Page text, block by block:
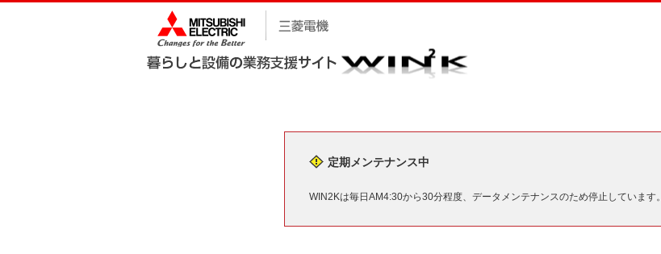
定期メンテナンス中
WIN2Kは毎日AM4:30から30分程度、データメンテナンスのため停止しています。